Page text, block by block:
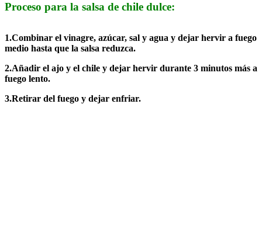
Proceso para la salsa de chile dulce:
1.Combinar el vinagre, azúcar, sal y agua y dejar hervir a fuego
medio hasta que la salsa reduzca.
2.Añadir el ajo y el chile y dejar hervir durante 3 minutos más a
fuego lento.
3.Retirar del fuego y dejar enfriar.